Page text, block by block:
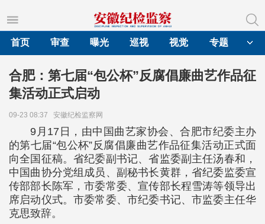
首页
审查 曝光 巡视 视觉 专题
合肥：第七届“包公杯”反腐倡廉曲艺作品征
集活动正式启动
09-23 08:37 安徽纪检监察网
9月17日，由中国曲艺家协会、合肥市纪委主办
的第七届“包公杯”反腐倡廉曲艺作品征集活动正式面
向全国征稿。省纪委副书记、省监委副主任汤春和，
中国曲协分党组成员、副秘书长黄群，省纪委监委宣
传部部长陈军，市委常委、宣传部长程雪涛等领导出
席启动仪式。市委常委、市纪委书记、市监委主任华
克思致辞。